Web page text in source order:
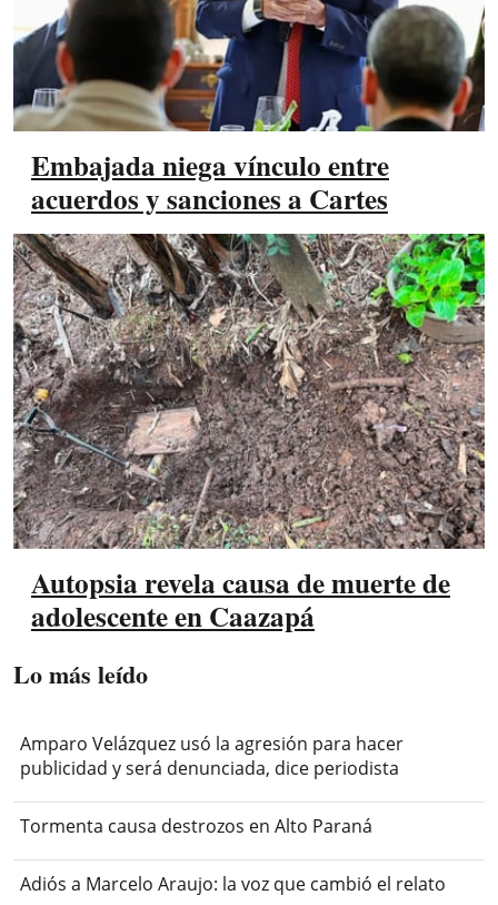
Embajada niega vínculo entre
acuerdos y sanciones a Cartes
Autopsia revela causa de muerte de
adolescente en Caazapá
Lo más leído
Amparo Velázquez usó la agresión para hacer
publicidad y será denunciada, dice periodista
Tormenta causa destrozos en Alto Paraná
Adiós a Marcelo Araujo: la voz que cambió el relato